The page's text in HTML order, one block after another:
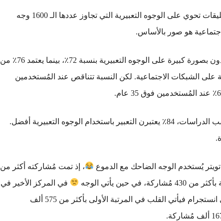
في تطبيقات مثل انستجرام Instagram أكثر من 50٪ من التعليقات تحوي على الوجوه التعبيرية التي تجاوز عددها الـ 1600 وجه
من ناحية الاستخدام فإن المُستخدمين تحت سن الـ 25 يعتمدون بصورة كبيرة على الوجوه التعبيرية بنسبة 72٪، بينما يعتمد 76٪ من
محادثاتهم اليومية على الشبكات الاجتماعية. لكن النسبة تتناقص عند المُستخدمين
النساء يُفضّلن استخدام الوجوه التعبيرية على الرجال، فبحسب الدراسات، 84٪ يعتبرن التعبير باستخدام الوجوه التعبيرية أفضل.
يُستخدم الوجه الضاحك مع الدموع
، إذ تمت مُشاركته أكثر من
في حين يأتي الوجه
في المركز الأخير في
قائمة الخمس الأوائل بأكثر من 3300 مليون مُشاركة. أما في انستجرام فيأتي القلب في المرتبة الأولى بأكثر من 575 ألف